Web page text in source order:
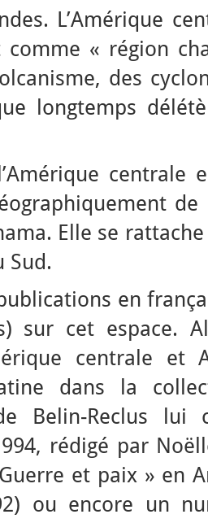
L’Amérique
comme « région
des
longtemps
centrale
de
Elle se
Sud.
en
sur cet espace.
centrale et
dans la
Belin-Reclus lui
rédigé par
et paix » en
ou encore un